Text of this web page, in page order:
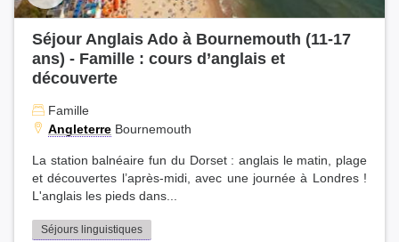
Séjour Anglais Ado à Bournemouth (11-17
ans) - Famille : cours d’anglais et
découverte
Famille
Angleterre Bournemouth
La station balnéaire fun du Dorset : anglais le matin, plage
et découvertes l’après-midi, avec une journée à Londres !
L'anglais les pieds dans...
Séjours linguistiques